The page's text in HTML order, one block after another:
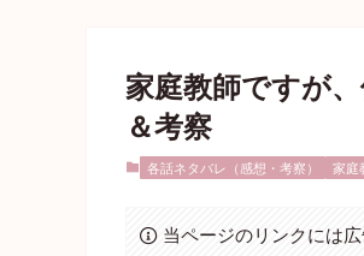
家庭教師ですが
＆考察
各話ネタバレ（感想・考察） 家庭
当ページのリンクには